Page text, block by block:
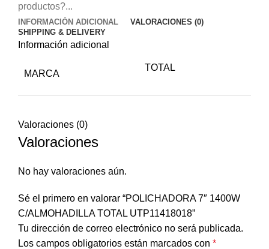
productos?...
INFORMACIÓN ADICIONAL
VALORACIONES (0)
SHIPPING & DELIVERY
Información adicional
MARCA
TOTAL
Valoraciones (0)
Valoraciones
No hay valoraciones aún.
Sé el primero en valorar “POLICHADORA 7″ 1400W
C/ALMOHADILLA TOTAL UTP11418018”
Tu dirección de correo electrónico no será publicada.
Los campos obligatorios están marcados con *